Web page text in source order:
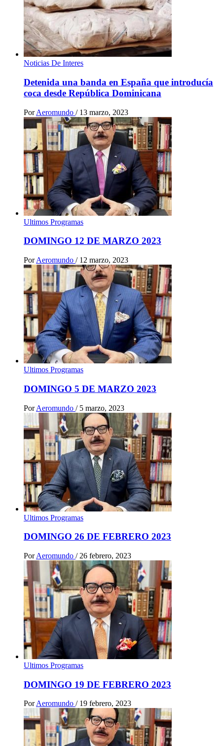
Noticias De Interes
Detenida una banda en España que introducía
coca desde República Dominicana
Por Aeromundo / 13 marzo, 2023
Ultimos Programas
DOMINGO 12 DE MARZO 2023
Por Aeromundo / 12 marzo, 2023
Ultimos Programas
DOMINGO 5 DE MARZO 2023
Por Aeromundo / 5 marzo, 2023
Ultimos Programas
DOMINGO 26 DE FEBRERO 2023
Por Aeromundo / 26 febrero, 2023
Ultimos Programas
DOMINGO 19 DE FEBRERO 2023
PorAeromundo / 19 febrero, 2023